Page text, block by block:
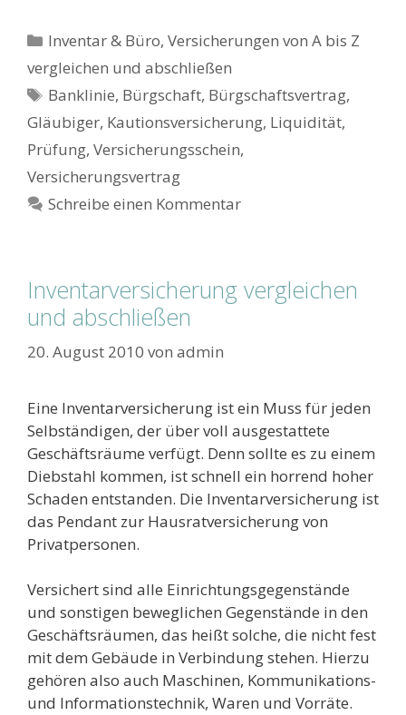
Kategorien
Inventar & Büro,Versicherungen von A bis Z
vergleichen und abschließen
Schlagwörter
Banklinie, Bürgschaft, Bürgschaftsvertrag,
Gläubiger, Kautionsversicherung, Liquidität,
Prüfung, Versicherungsschein,
Versicherungsvertrag
Schreibe einen Kommentar
Inventarversicherung vergleichen
und abschließen
20. August 2010 von admin
Eine Inventarversicherung ist ein Muss für jeden
Selbständigen, der über voll ausgestattete
Geschäftsräume verfügt. Denn sollte es zu einem
Diebstahl kommen, ist schnell ein horrend hoher
Schaden entstanden. Die Inventarversicherung ist
das Pendant zur Hausratversicherung von
Privatpersonen.
Versichert sind alle Einrichtungsgegenstände
und sonstigen beweglichen Gegenstände in den
Geschäftsräumen, das heißt solche, die nicht fest
mit dem Gebäude in Verbindung stehen. Hierzu
gehören also auch Maschinen, Kommunikations-
und Informationstechnik, Waren und Vorräte.